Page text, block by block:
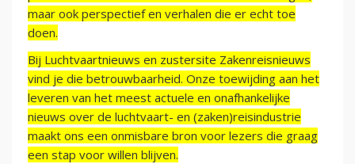
maar ook perspectief en verhalen die er echt toe
doen.
Bij Luchtvaartnieuws en zustersite Zakenreisnieuws
vind je die betrouwbaarheid. Onze toewijding aan het
leveren van het meest actuele en onafhankelijke
nieuws over de luchtvaart- en (zaken)reisindustrie
maakt ons een onmisbare bron voor lezers die graag
een stap voor willen blijven.